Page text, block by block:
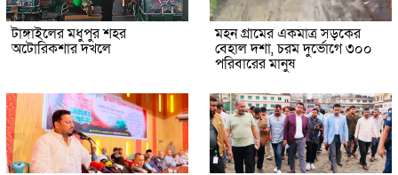
টাঙ্গাইলের মধুপুর শহর
অটোরিকশার দখলে
মহন গ্রামের একমাত্র সড়কের
বেহাল দশা, চরম দুর্ভোগে ৩০০
পরিবারের মানুষ